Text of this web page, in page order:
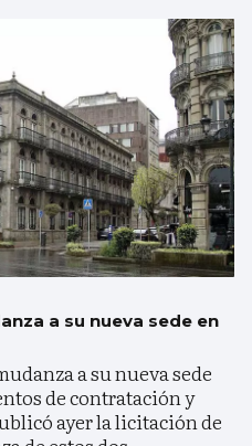
a su nueva sede en
a su nueva sede
de contratación y
ayer la licitación de